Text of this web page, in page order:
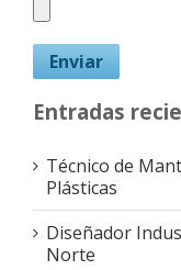
Entradas
Técnico de
Plásticas
Diseñador
Norte